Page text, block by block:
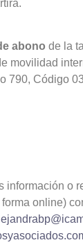
abono de la
movilidad
790, Código
información o
online)